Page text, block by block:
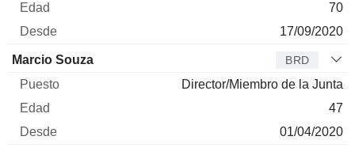
70
17/09/2020
Marcio Souza BRD
Director/Miembro de la Junta
47
01/04/2020